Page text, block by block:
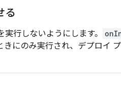
る
行しないようにします。
にのみ実行され、デプロイ